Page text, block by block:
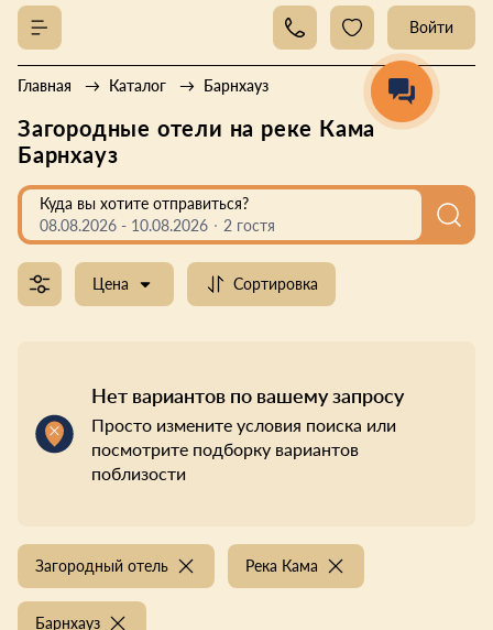
Войти
Главная Каталог Барнхауз
Загородные отели на реке Кама
Барнхауз
Куда вы хотите отправиться?
08.08.2026 - 10.08.2026 2 гостя
Цена Сортировка
Нет вариантов по вашему запросу
Просто измените условия поиска или
посмотрите подборку вариантов
поблизости
Загородный отель Река Кама
Барнхауз